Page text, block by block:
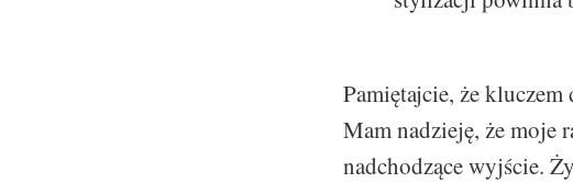
Pamiętajcie, że
Mam nadzieję, że moje
nadchodzące wyjście.